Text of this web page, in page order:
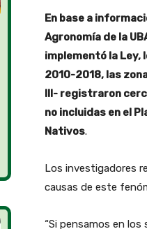
En base a
Agronomía de la
implementó la Ley,
2010-2018, las
III- registraron
no incluidas en el
Nativos.
Los investigadores
causas de este
“Si pensamos en